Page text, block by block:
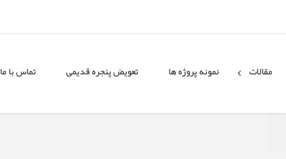
مقالات نمونه پروژه ها تعویض پنجره قدیمی تماس با ما